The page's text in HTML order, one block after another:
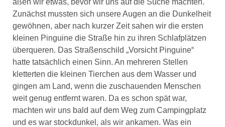
aßen wir etwas, bevor wir uns auf die Suche machten.
Zunächst mussten sich unsere Augen an die Dunkelheit
gewöhnen, aber nach kurzer Zeit sahen wir die ersten
kleinen Pinguine die Straße hin zu ihren Schlafplätzen
überqueren. Das Straßenschild „Vorsicht Pinguine“
hatte tatsächlich einen Sinn. An mehreren Stellen
kletterten die kleinen Tierchen aus dem Wasser und
gingen am Land, wenn die zuschauenden Menschen
weit genug entfernt waren. Da es schon spät war,
machten wir uns bald auf dem Weg zum Campingplatz
und es war stockdunkel, als wir ankamen. Was ein